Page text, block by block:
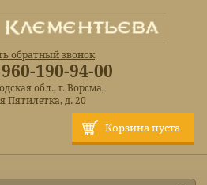
Корзина пуста
обратный звонок
190-94-00
обл., г. Ворсма,
Пятилетка, д. 20